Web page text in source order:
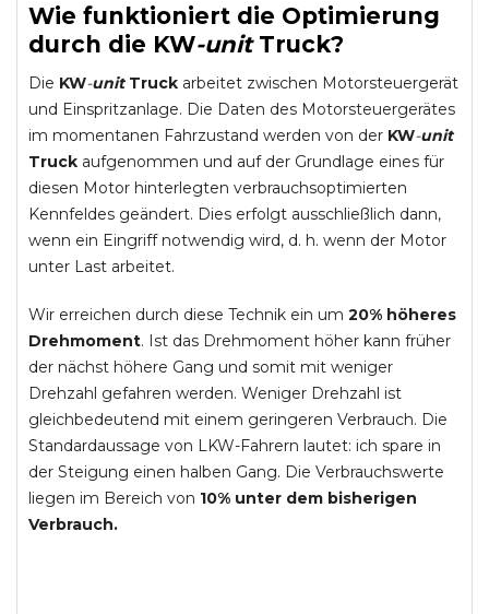
Wie funktioniert die Optimierung
durch die KW-unit Truck?
Die KW-unit Truck arbeitet zwischen Motorsteuergerät
und Einspritzanlage. Die Daten des Motorsteuergerätes
im momentanen Fahrzustand werden von der KW-unit
Truck aufgenommen und auf der Grundlage eines für
diesen Motor hinterlegten verbrauchsoptimierten
Kennfeldes geändert. Dies erfolgt ausschließlich dann,
wenn ein Eingriff notwendig wird, d. h. wenn der Motor
unter Last arbeitet.
Wir erreichen durch diese Technik ein um 20% höheres
Drehmoment. Ist das Drehmoment höher kann früher
der nächst höhere Gang und somit mit weniger
Drehzahl gefahren werden. Weniger Drehzahl ist
gleichbedeutend mit einem geringeren Verbrauch. Die
Standardaussage von LKW-Fahrern lautet: ich spare in
der Steigung einen halben Gang. Die Verbrauchswerte
liegen im Bereich von 10% unter dem bisherigen
Verbrauch.